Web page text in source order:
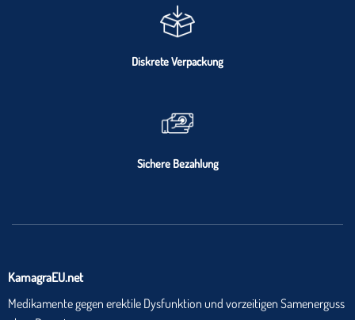
Diskrete Verpackung
Sichere Bezahlung
KamagraEU.net
Medikamente gegen erektile Dysfunktion und vorzeitigen Samenerguss